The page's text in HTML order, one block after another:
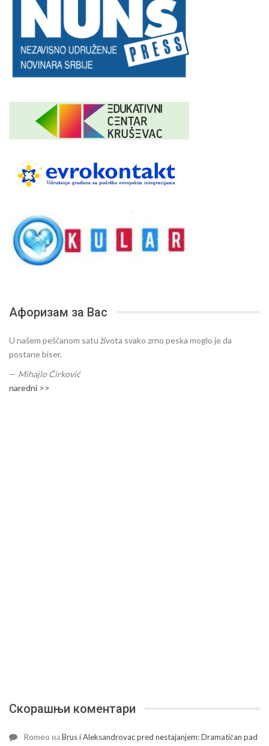
Афоризам за Вас
U našem peščanom satu života svako zrno peska moglo je da
postane biser.
— Mihajlo Ćirković
naredni >>
Скорашњи коментари
Romeo наBrus i Aleksandrovac pred nestajanjem: Dramatičan pad